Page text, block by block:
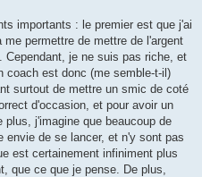
importants : le premier est que j'ai
permettre de mettre de l'argent
Cependant, je ne suis pas riche, et
coach est donc (me semble-t-il)
surtout de mettre un smic de coté
d'occasion, et pour avoir un
j'imagine que beaucoup de
envie de se lancer, et n'y sont pas
est certainement infiniment plus
que ce que je pense. De plus,